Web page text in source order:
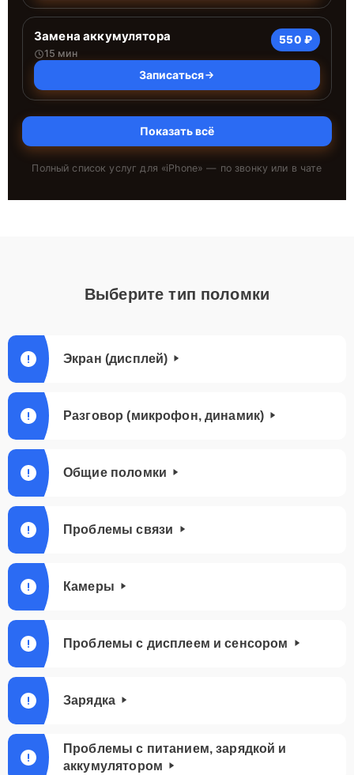
Замена аккумулятора
15 мин
550 ₽
Записаться
Показать всё
Полный список услуг для «iPhone» — по звонку или в чате
Выберите тип поломки
Экран (дисплей)
Разговор (микрофон, динамик)
Общие поломки
Проблемы связи
Камеры
Проблемы с дисплеем и сенсором
Зарядка
Проблемы с питанием, зарядкой и
аккумулятором